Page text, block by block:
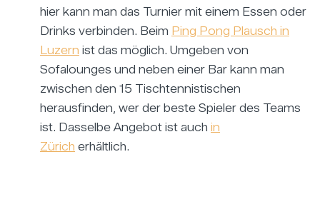
hier kann man das Turnier mit einem Essen oder
Drinks verbinden. Beim Ping Pong Plausch in
Luzern ist das möglich. Umgeben von
Sofalounges und neben einer Bar kann man
zwischen den 15 Tischtennistischen
herausfinden, wer der beste Spieler des Teams
ist. Dasselbe Angebot ist auch in
Zürich erhältlich.